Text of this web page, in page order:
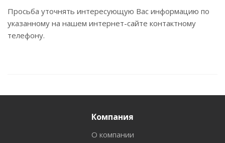
Просьба уточнять интересующую Вас информацию по
указанному на нашем интернет-сайте контактному
телефону.
Компания
О компании